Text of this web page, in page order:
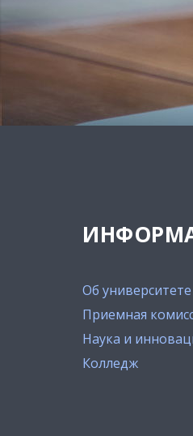
Об университете
Приемная
Наука и
Колледж